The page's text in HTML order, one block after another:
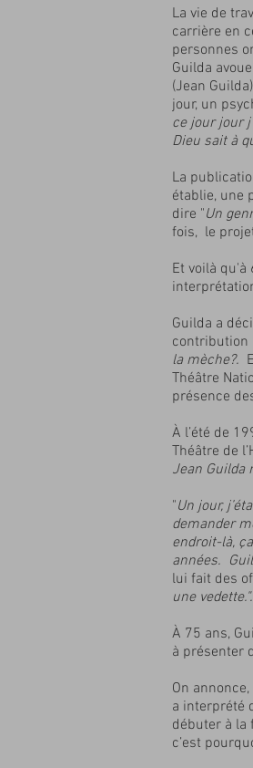
La vie de
carrière en
personnes
Guilda
(Jean
jour, un
ce jour jour
Dieu sait à
La
établie, une
dire "Un
fois, le
Et voilà qu'à
Guilda a
contribution
la mèche?.
Théâtre
présence
À l’été de
Théâtre de
Jean Guilda
"Un jour,
demander
endroit-là,
années.
lui fait des
une vedette.".
À 75 ans,
à présenter
On
a interprété
débuter à la
c’est